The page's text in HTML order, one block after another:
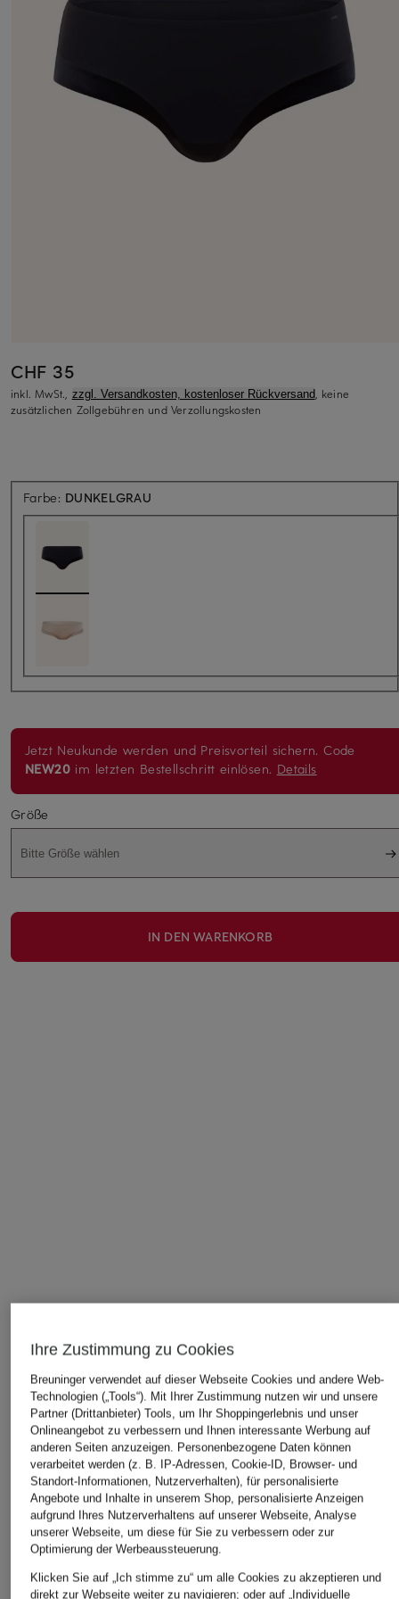
CHF 35
inkl. MwSt., zzgl. Versandkosten, kostenloser Rückversand, keine
zusätzlichen Zollgebühren und Verzollungskosten
Farbe: DUNKELGRAU
Jetzt Neukunde werden und Preisvorteil sichern. Code
NEW20 im letzten Bestellschritt einlösen. Details
Größe
Bitte Größe wählen
IN DEN WARENKORB
ÄHNLICHE ARTIKEL ENTDECKEN
Ihre Zustimmung zu Cookies
Breuninger verwendet auf dieser Webseite Cookies und andere Web-
Technologien („Tools“). Mit Ihrer Zustimmung nutzen wir und unsere
Partner (Drittanbieter) Tools, um Ihr Shoppingerlebnis und unser
Onlineangebot zu verbessern und Ihnen interessante Werbung auf
anderen Seiten anzuzeigen. Personenbezogene Daten können
verarbeitet werden (z. B. IP-Adressen, Cookie-ID, Browser- und
Standort-Informationen, Nutzerverhalten), für personalisierte
Angebote und Inhalte in unserem Shop, personalisierte Anzeigen
aufgrund Ihres Nutzerverhaltens auf unserer Webseite, Analyse
unserer Webseite, um diese für Sie zu verbessern oder zur
Optimierung der Werbeaussteuerung.
Klicken Sie auf „Ich stimme zu“ um alle Cookies zu akzeptieren und
direkt zur Webseite weiter zu navigieren; oder auf „Individuelle